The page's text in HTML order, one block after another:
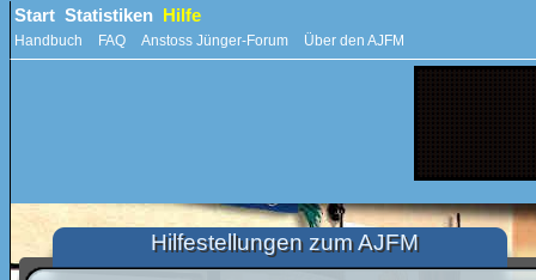
Start Statistiken Hilfe
Handbuch FAQ Anstoss Jünger-Forum Über den AJFM
Hilfestellungen zum AJFM